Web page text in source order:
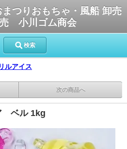
つりおもちゃ・風船 卸売
売 小川ゴム商会
検索
ルアイス
次の商品へ
ベル 1kg